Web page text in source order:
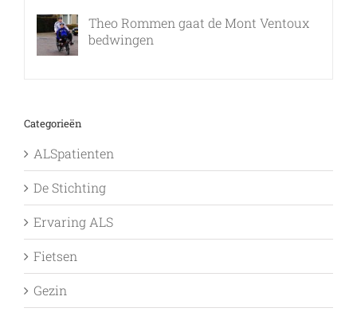
Theo Rommen gaat de Mont Ventoux
bedwingen
Categorieën
ALSpatienten
De Stichting
Ervaring ALS
Fietsen
Gezin